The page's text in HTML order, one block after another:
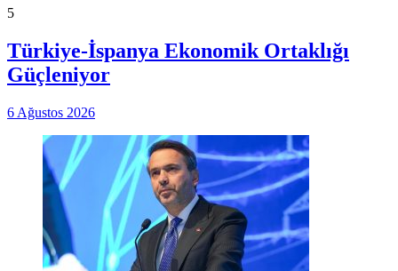
5
Türkiye-İspanya Ekonomik Ortaklığı
Güçleniyor
6 Ağustos 2026